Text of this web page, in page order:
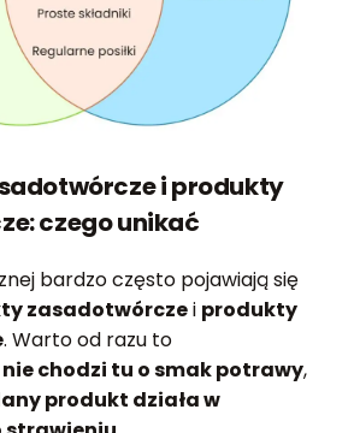
i produkty
czego unikać
bardzo często pojawiają się
zasadotwórczei produkty
. Warto od razu to
nie chodzi tu o smak potrawy,
produkt działa w